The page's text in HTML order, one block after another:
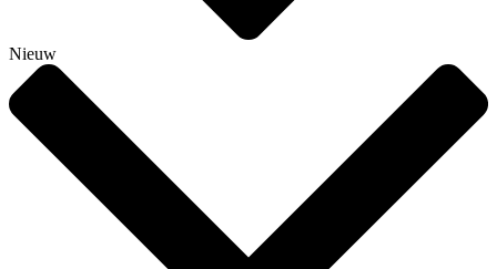
Nieuw